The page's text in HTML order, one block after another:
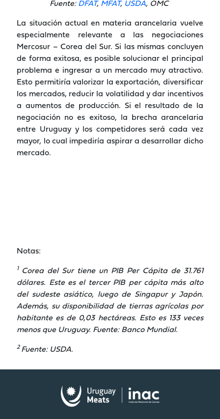
Fuente: DFAT, MFAT, USDA, OMC
La situación actual en materia arancelaria vuelve
especialmente relevante a las negociaciones
Mercosur – Corea del Sur. Si las mismas concluyen
de forma exitosa, es posible solucionar el principal
problema e ingresar a un mercado muy atractivo.
Esto permitiría valorizar la exportación, diversificar
los mercados, reducir la volatilidad y dar incentivos
a aumentos de producción. Si el resultado de la
negociación no es exitoso, la brecha arancelaria
entre Uruguay y los competidores será cada vez
mayor, lo cual impediría aspirar a desarrollar dicho
mercado.
Notas:
1
Corea del Sur tiene un PIB Per Cápita de 31.761
dólares. Este es el tercer PIB per cápita más alto
del sudeste asiático, luego de Singapur y Japón.
Además, su disponibilidad de tierras agrícolas por
habitante es de 0,03 hectáreas. Esto es 133 veces
menos que Uruguay. Fuente: Banco Mundial.
2 Fuente: USDA.